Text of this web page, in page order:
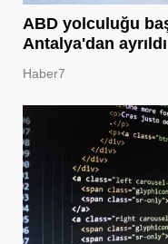
ABD yolculuğu
Antalya'dan ayrıldı
Haber7